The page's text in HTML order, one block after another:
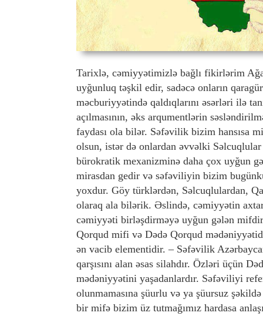
Tarixlə, cəmiyyətimizlə bağlı fikirlərim
uyğunluq təşkil edir, sadəcə onların
məcburiyyətində qaldıqlarını əsərləri ilə
açılmasının, əks arqumentlərin
faydası ola bilər. Səfəvilik bizim hansısa
olsun, istər də onlardan əvvəlki
bürokratik mexanizminə daha çox uyğun
mirasdan gedir və səfəviliyin bizim
yoxdur. Göy türklərdən, Səlcuqlulardan,
olaraq ala bilərik. Əslində, cəmiyyətin
cəmiyyəti birləşdirməyə uyğun gələn
Qorqud mifi və Dədə Qorqud
ən vacib elementidir. – Səfəvilik
qarşısını alan əsas silahdır. Özləri üçün
mədəniyyətini yaşadanlardır. Səfəviliyi
olunmamasına şüurlu və ya şüursuz
bir mifə bizim üz tutmağımız hardasa